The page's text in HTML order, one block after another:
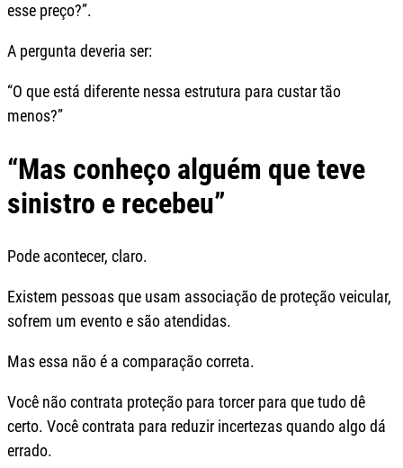
esse preço?”.
A pergunta deveria ser:
“O que está diferente nessa estrutura para custar tão
menos?”
“Mas conheço alguém que teve
sinistro e recebeu”
Pode acontecer, claro.
Existem pessoas que usam associação de proteção veicular,
sofrem um evento e são atendidas.
Mas essa não é a comparação correta.
Você não contrata proteção para torcer para que tudo dê
certo. Você contrata para reduzir incertezas quando algo dá
errado.